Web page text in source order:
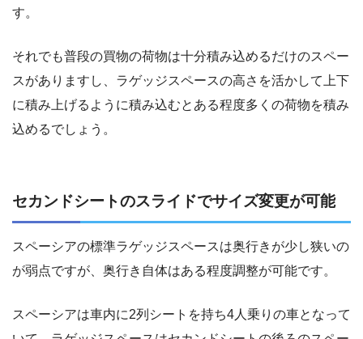
す。
それでも普段の買物の荷物は十分積み込めるだけのスペー
スがありますし、ラゲッジスペースの高さを活かして上下
に積み上げるように積み込むとある程度多くの荷物を積み
込めるでしょう。
セカンドシートのスライドでサイズ変更が可能
スペーシアの標準ラゲッジスペースは奥行きが少し狭いの
が弱点ですが、奥行き自体はある程度調整が可能です。
スペーシアは車内に2列シートを持ち4人乗りの車となって